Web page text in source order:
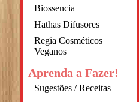
Biossencia
Hathas Difusores
Regia Cosméticos
Veganos
Aprenda a Fazer!
Sugestões / Receitas